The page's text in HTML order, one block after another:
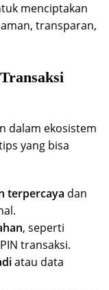
menciptakan
transparan,
dalam ekosistem
yang bisa
terpercaya dan
, seperti
transaksi.
atau data